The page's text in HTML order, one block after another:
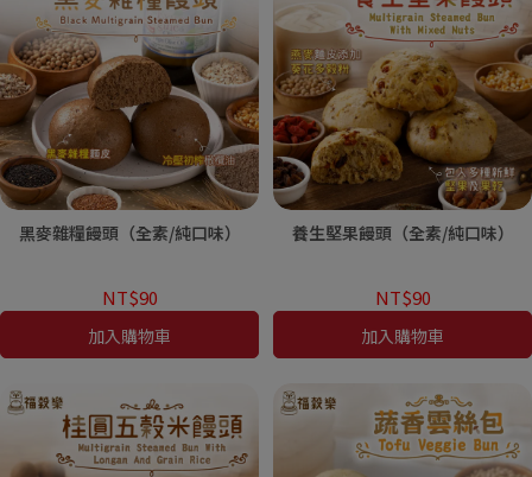
黑麥雜糧饅頭（全素/純口味）
NT$90
加入購物車
養生堅果饅頭（全素/純口味）
NT$90
加入購物車